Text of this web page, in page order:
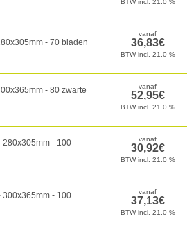
- 70 bladen
- 80 zwarte
280x305mm - 100
300x365mm - 100